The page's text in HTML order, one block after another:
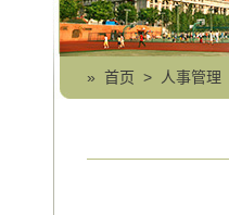
» 首页 > 人事管理